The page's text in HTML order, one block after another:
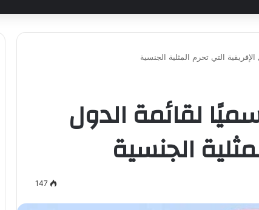
التي تحرم المثلية الجنسية
لقائمة الدول
الجنسية
147